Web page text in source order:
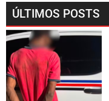
ÚLTIMOS POSTS